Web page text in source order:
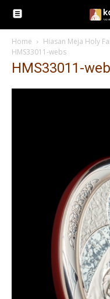
Home
Hiasan Meja Holy
HMS33011-webs
HMS33011-